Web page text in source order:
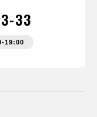
33
19:00